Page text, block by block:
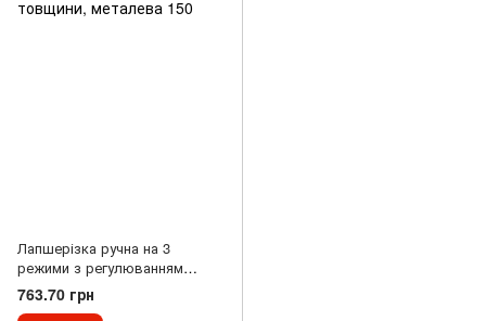
Лапшерізка ручна на 3
режими з регулюванням
товщини, металева 150
763.70 грн